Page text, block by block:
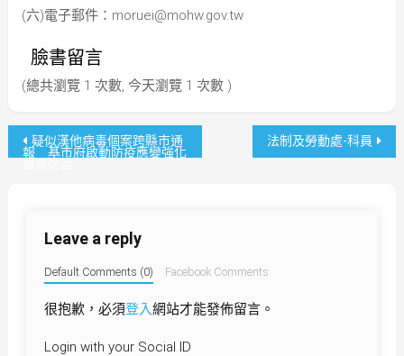
(六)電子郵件：moruei@mohw.gov.tw
臉書留言
(總共瀏覽 1 次數, 今天瀏覽 1 次數 )
文疑似漢他病毒個案跨縣市通
報 基市府啟動防疫應變強化
法制及勞動處-科員
Leave a reply
Default Comments (0) Facebook Comments
很抱歉，必須登入網站才能發佈留言。
Login with your Social ID